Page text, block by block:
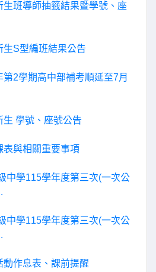
生班導師抽籤結果暨學號、座
生S型編班結果公告
第2學期高中部補考順延至7月
生 學號、座號公告
表與相關重要事項
中學115學年度第三次(一次公
中學115學年度第三次(一次公
動作息表、課前提醒